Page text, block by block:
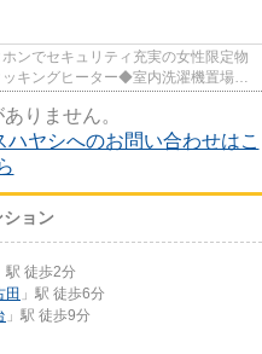
ンでセキュリティ充実の女性限定物
キングヒーター◆室内洗濯機置場◆
りません。
ヤシへのお問い合わせはこ
ョン
駅 徒歩2分
田 」駅 徒歩6分
」駅 徒歩9分